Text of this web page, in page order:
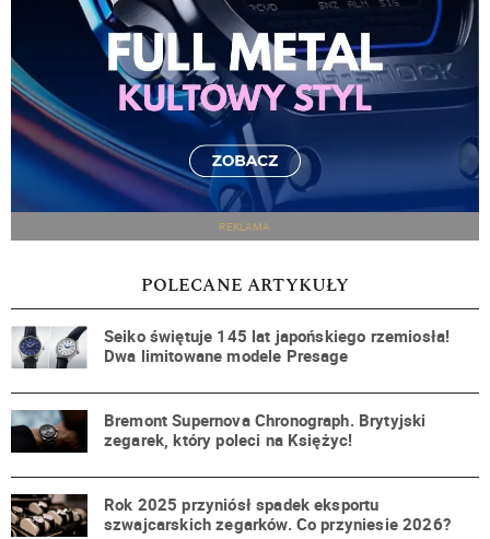
REKLAMA
POLECANE ARTYKUŁY
Seiko świętuje 145 lat japońskiego rzemiosła!
Dwa limitowane modele Presage
Bremont Supernova Chronograph. Brytyjski
zegarek, który poleci na Księżyc!
Rok 2025 przyniósł spadek eksportu
szwajcarskich zegarków. Co przyniesie 2026?